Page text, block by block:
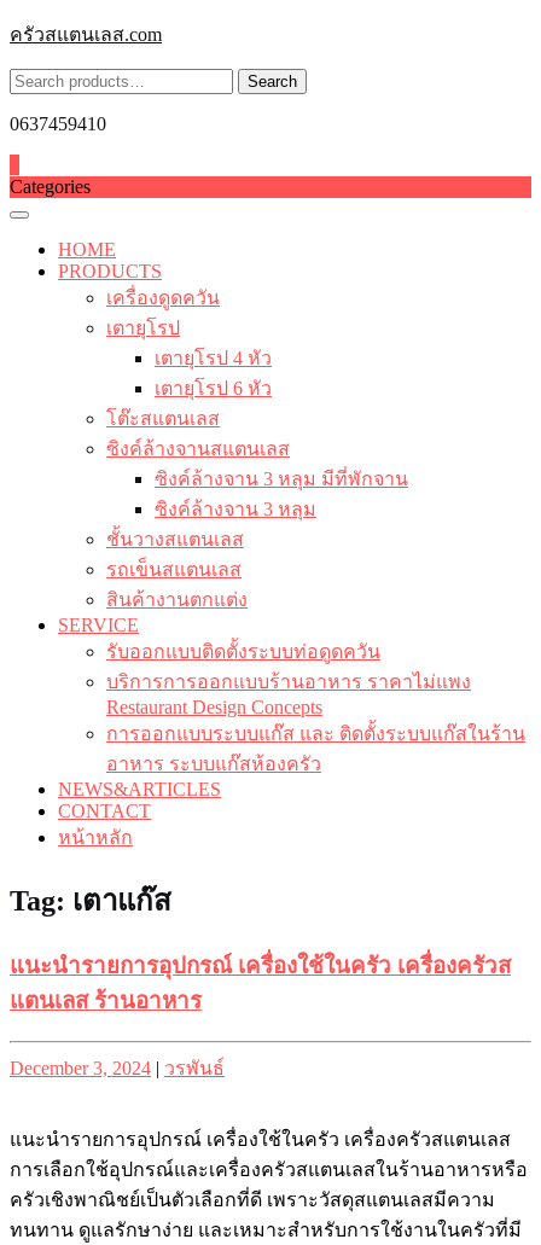
Skip
to
content
ครัวสแตนเลส.com
Search
for:
Search
0637459410
Categories
HOME
PRODUCTS
เครื่องดูดควัน
เตายุโรป
เตายุโรป 4 หัว
เตายุโรป 6 หัว
โต๊ะสแตนเลส
ซิงค์ล้างจานสแตนเลส
ซิงค์ล้างจาน 3 หลุม มีที่พักจาน
ซิงค์ล้างจาน 3 หลุม
ชั้นวางสแตนเลส
รถเข็นสแตนเลส
สินค้างานตกแต่ง
SERVICE
รับออกแบบติดตั้งระบบท่อดูดควัน
บริการการออกแบบร้านอาหาร ราคาไม่แพง
Restaurant Design Concepts
การออกแบบระบบแก๊ส และ ติดตั้งระบบแก๊สในร้าน
อาหาร ระบบแก๊สห้องครัว
NEWS&ARTICLES
CONTACT
หน้าหลัก
Tag: เตาแก๊ส
แนะนำรายการอุปกรณ์ เครื่องใช้ในครัว เครื่องครัวส
แตนเลส ร้านอาหาร
Posted
on
December 3, 2024 | Posted
on
วรพันธ์
แนะนำรายการอุปกรณ์ เครื่องใช้ในครัว เครื่องครัวสแตนเลส
การเลือกใช้อุปกรณ์และเครื่องครัวสแตนเลสในร้านอาหารหรือ
ครัวเชิงพาณิชย์เป็นตัวเลือกที่ดี เพราะวัสดุสแตนเลสมีความ
ทนทาน ดูแลรักษาง่าย และเหมาะสำหรับการใช้งานในครัวที่มี